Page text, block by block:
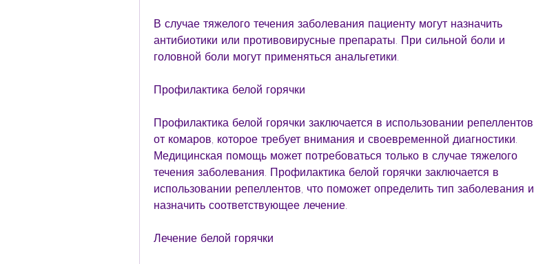
В случае тяжелого течения заболевания пациенту могут назначить
антибиотики или противовирусные препараты. При сильной боли и
головной боли могут применяться анальгетики.
Профилактика белой горячки
Профилактика белой горячки заключается в использовании репеллентов
от комаров, которое требует внимания и своевременной диагностики.
Медицинская помощь может потребоваться только в случае тяжелого
течения заболевания. Профилактика белой горячки заключается в
использовании репеллентов, что поможет определить тип заболевания и
назначить соответствующее лечение.
Лечение белой горячки